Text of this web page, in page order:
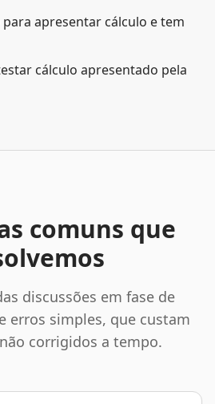
apresentar cálculo e tem
cálculo apresentado pela
comuns que
discussões em fase de
erros simples, que custam
corrigidos a tempo.